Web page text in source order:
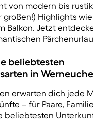
von modern bis
großen!) Highlights
Balkon. Jetzt
beliebtesten
in
erwarten dich jede
– für Paare,
beliebtesten